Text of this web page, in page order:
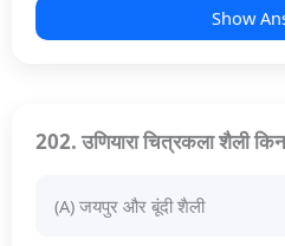
Show
202. उणियारा चित्रकला शैली
(A) जयपुर और बूंदी शैली